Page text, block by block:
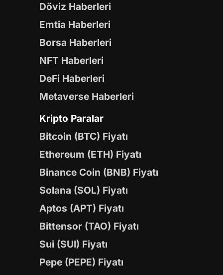
Döviz Haberleri
Emtia Haberleri
Borsa Haberleri
NFT Haberleri
DeFi Haberleri
Metaverse Haberleri
Kripto Paralar
Bitcoin (BTC) Fiyatı
Ethereum (ETH) Fiyatı
Binance Coin (BNB) Fiyatı
Solana (SOL) Fiyatı
Aptos (APT) Fiyatı
Bittensor (TAO) Fiyatı
Sui (SUI) Fiyatı
Pepe (PEPE) Fiyatı